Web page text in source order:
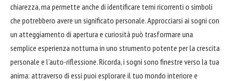
chiarezza, ma permette anche di identificare temi ricorrenti o simboli
che potrebbero avere un significato personale. Approcciarsi ai sogni con
un atteggiamento di apertura e curiosità può trasformare una
semplice esperienza notturna in uno strumento potente per la crescita
personale e l’auto-riflessione. Ricorda, i sogni sono finestre verso la tua
anima: attraverso di essi puoi esplorare il tuo mondo interiore e